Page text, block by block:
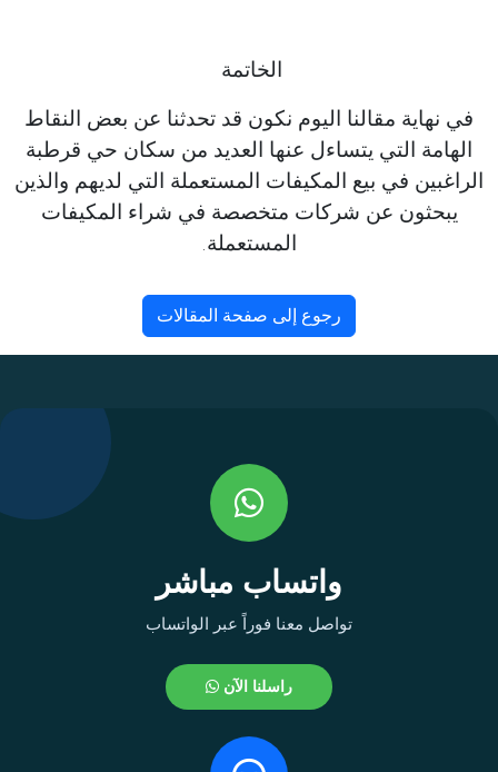
الخاتمة
في نهاية مقالنا اليوم نكون قد تحدثنا عن بعض النقاط
الهامة التي يتساءل عنها العديد من سكان حي قرطبة
الراغبين في بيع المكيفات المستعملة التي لديهم والذين
يبحثون عن شركات متخصصة في شراء المكيفات
المستعملة.
رجوع إلى صفحة المقالات
واتساب مباشر
تواصل معنا فوراً عبر الواتساب
راسلنا الآن